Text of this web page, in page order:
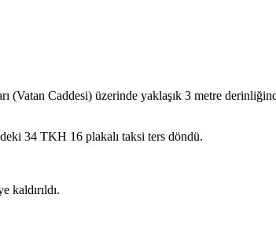
(Vatan Caddesi) üzerinde yaklaşık 3 metre
34 TKH 16 plakalı taksi ters döndü.
kaldırıldı.